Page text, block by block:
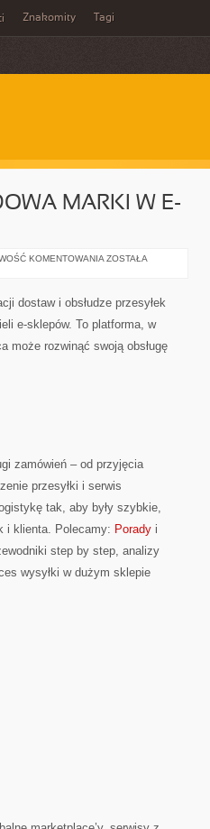
Znakomity Tagi
MARKI W E-
KOMENTOWANIA MARKETING
MARKI
E-
ZOSTAŁA
dostaw i obsłudze przesyłek
e-sklepów. To platforma, w
może rozwinąć swoją obsługę
zamówień – od przyjęcia
przesyłki i serwis
tak, aby były szybkie,
i klienta. Polecamy: Porady i
step by step, analizy
wysyłki w dużym sklepie